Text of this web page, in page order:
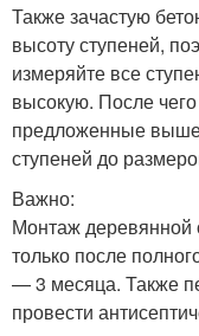
Также зачастую
высоту ступеней,
измеряйте все
высокую. После
предложенные
ступеней до
Важно:
Монтаж деревянной
только после
— 3 месяца. Также
провести